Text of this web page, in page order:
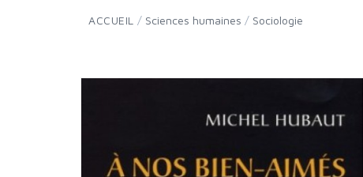
ACCUEIL / Sciences humaines / Sociologie